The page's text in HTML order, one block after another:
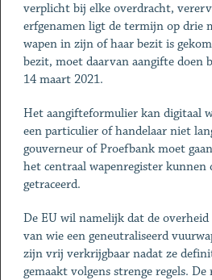
verplicht bij elke overdracht,
erfgenamen ligt de termijn op drie
wapen in zijn of haar bezit is
bezit, moet daarvan aangifte doen
14 maart 2021.
Het aangifteformulier kan digitaal
een particulier of handelaar niet
gouverneur of Proefbank moet
het centraal wapenregister kunnen
getraceerd.
De EU wil namelijk dat de
van wie een geneutraliseerd
zijn vrij verkrijgbaar nadat ze
gemaakt volgens strenge regels.